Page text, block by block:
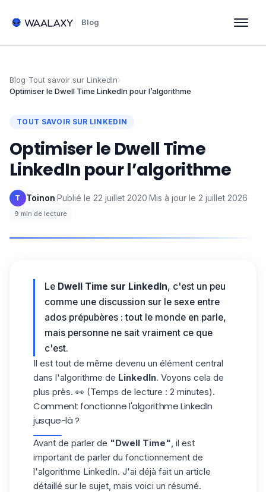
Blog
Blog›Tout savoir sur LinkedIn›
Optimiser le Dwell Time LinkedIn pour l’algorithme
TOUT SAVOIR SUR LINKEDIN
Optimiser le Dwell Time
LinkedIn pour l’algorithme
T Toinon·Publié le 22 juillet 2020·Mis à jour le 2 juillet 2026·
9 min de lecture
Le Dwell Time sur LinkedIn, c'est un peu
comme une discussion sur le sexe entre
ados prépubères : tout le monde en parle,
mais personne ne sait vraiment ce que
c'est.
Il est tout de même devenu un élément central
dans l'algorithme de LinkedIn. Voyons cela de
plus près. 👀 (Temps de lecture : 2 minutes).
Comment fonctionne l'algorithme LinkedIn
jusque-là ?
Avant de parler de "Dwell Time", il est
important de parler du fonctionnement de
l'algorithme LinkedIn. J'ai déjà fait un article
détaillé sur le sujet, mais voici un résumé.